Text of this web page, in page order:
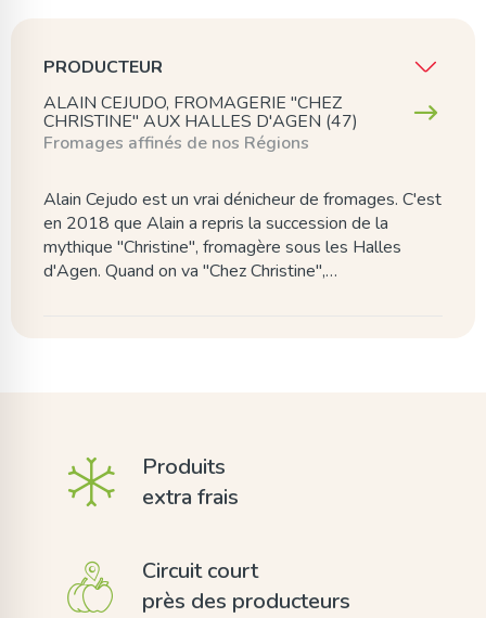
PRODUCTEUR
ALAIN CEJUDO, FROMAGERIE "CHEZ
CHRISTINE" AUX HALLES D'AGEN (47)
Fromages affinés de nos Régions
Alain Cejudo est un vrai dénicheur de fromages. C'est
en 2018 que Alain a repris la succession de la
mythique "Christine", fromagère sous les Halles
d'Agen. Quand on va "Chez Christine",…
Produits
extra frais
Circuit court
près des producteurs